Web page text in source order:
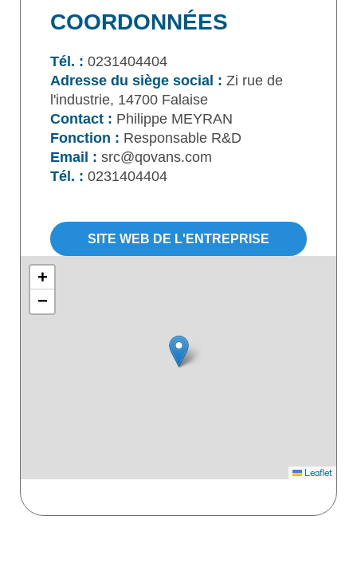
COORDONNÉES
Tél. : 0231404404
Adresse du siège social : Zi rue de
l'industrie, 14700 Falaise
Contact : Philippe MEYRAN
Fonction : Responsable R&D
Email : src@qovans.com
Tél. : 0231404404
SITE WEB DE L'ENTREPRISE
+
−
Leaflet